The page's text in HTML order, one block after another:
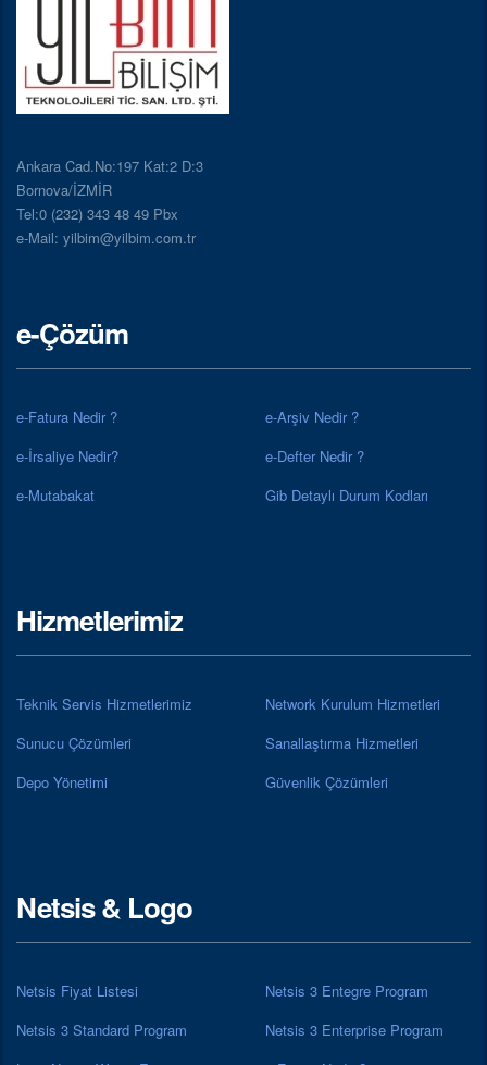
Ankara Cad.No:197 Kat:2 D:3
Bornova/İZMİR
Tel:0 (232) 343 48 49 Pbx
e-Mail: yilbim@yilbim.com.tr
e-Çözüm
e-Fatura Nedir ?
e-Arşiv Nedir ?
e-İrsaliye Nedir?
e-Defter Nedir ?
e-Mutabakat
Gib Detaylı Durum Kodları
Hizmetlerimiz
Teknik Servis Hizmetlerimiz
Network Kurulum Hizmetleri
Sunucu Çözümleri
Sanallaştırma Hizmetleri
Depo Yönetimi
Güvenlik Çözümleri
Netsis & Logo
Netsis Fiyat Listesi
Netsis 3 Entegre Program
Netsis 3 Standard Program
Netsis 3 Enterprise Program